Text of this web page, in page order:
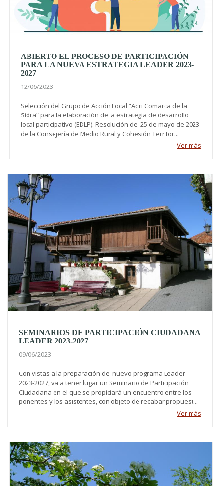
ABIERTO EL PROCESO DE PARTICIPACIÓN
PARA LA NUEVA ESTRATEGIA LEADER 2023-
2027
12/06/2023
Selección del Grupo de Acción Local “Adri Comarca de la
Sidra” para la elaboración de la estrategia de desarrollo
local participativo (EDLP). Resolución del 25 de mayo de 2023
de la Consejería de Medio Rural y Cohesión Territor...
Ver más
SEMINARIOS DE PARTICIPACIÓN CIUDADANA
LEADER 2023-2027
09/06/2023
Con vistas a la preparación del nuevo programa Leader
2023-2027, va a tener lugar un Seminario de Participación
Ciudadana en el que se propiciará un encuentro entre los
ponentes y los asistentes, con objeto de recabar propuest...
Ver más